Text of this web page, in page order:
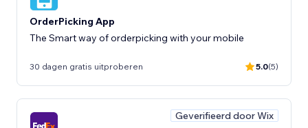
OrderPicking App
The Smart way of orderpicking with your mobile
30 dagen gratis uitproberen 5.0(5)
Geverifieerd door Wix